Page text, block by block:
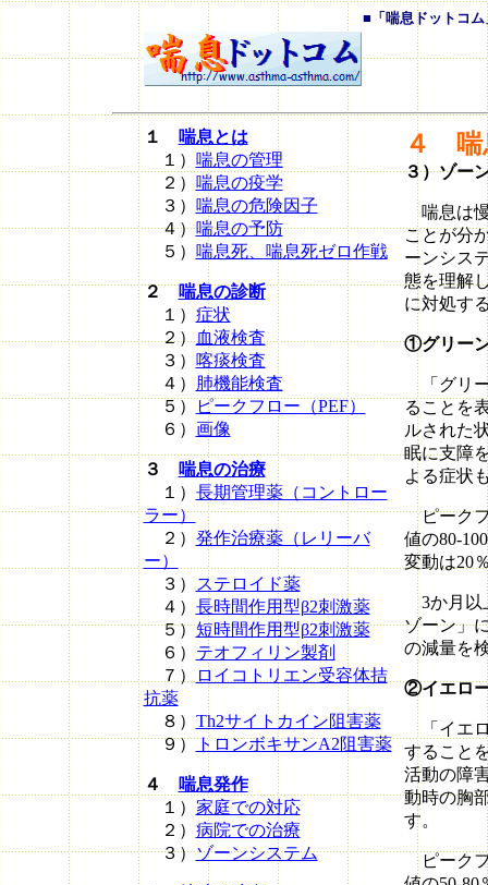
■「喘息ドットコ
１ 喘息とは
１） 喘息の管理
２） 喘息の疫学
３） 喘息の危険因子
４）喘息の予防
５） 喘息死、喘息死ゼロ作戦
２喘息の診断
１） 症状
２）血液検査
３） 喀痰検査
４） 肺機能検査
５）
ピークフロー（PEF）
６） 画像
３ 喘息の治療
１） 長期管理薬（コントロー
ラー）
２） 発作治療薬（レリーバ
ー）
３） ステロイド薬
４） 長時間作用型β2刺激薬
５）短時間作用型β2刺激薬
６） テオフィリン製剤
７）
ロイコトリエン受容体拮
抗薬
８） Th2サイトカイン阻害薬
９）トロンボキサンA2阻害薬
４ 喘息発作
１） 家庭での対応
２） 病院での治療
３）ゾーンシステム
４ 喘
３）ゾー
喘息は
ことが分
ーンシス
態を理解
に対処す
①グリー
「グリ
ることを
ルされた
眠に支障
よる症状
ピークフ
値の80-
変動は20
3か月以
ゾーン」
の減量を
②イエロ
「イエ
すること
活動の障
動時の胸
す。
ピーク